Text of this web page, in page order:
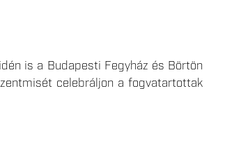
is a Budapesti Fegyház és Börtön
celebráljon a fogvatartottak